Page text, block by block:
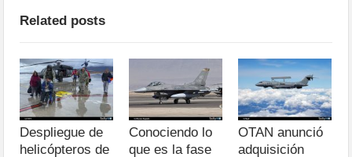
Related posts
Despliegue de
helicópteros de
Conociendo lo
que es la fase
OTAN anunció
adquisición